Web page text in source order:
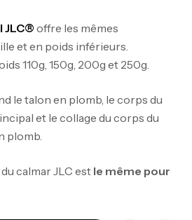
JLC® offre les mêmes
et en poids inférieurs.
110g, 150g, 200g et 250g.
le talon en plomb, le corps du
et le collage du corps du
plomb.
calmar JLC est le même pour